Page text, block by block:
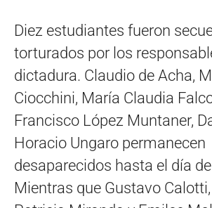
Diez estudiantes fueron
torturados por los
dictadura. Claudio de Acha,
Ciocchini, María Claudia
Francisco López Muntaner,
Horacio Ungaro permanecen
desaparecidos hasta el día
Mientras que Gustavo